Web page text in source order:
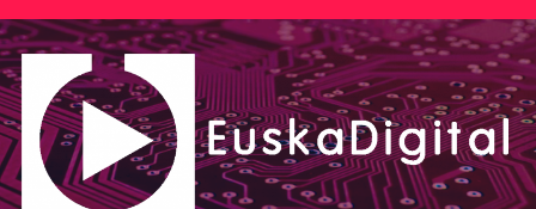
Saltar
al
contenido